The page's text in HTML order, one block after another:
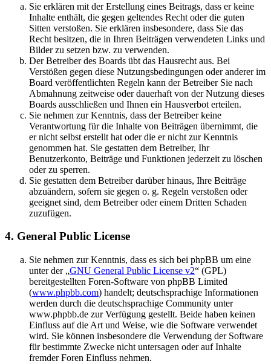
Sie erklären mit der Erstellung eines Beitrags, dass er keine
Inhalte enthält, die gegen geltendes Recht oder die guten
Sitten verstoßen. Sie erklären insbesondere, dass Sie das
Recht besitzen, die in Ihren Beiträgen verwendeten Links und
Bilder zu setzen bzw. zu verwenden.
Der Betreiber des Boards übt das Hausrecht aus. Bei
Verstößen gegen diese Nutzungsbedingungen oder anderer im
Board veröffentlichten Regeln kann der Betreiber Sie nach
Abmahnung zeitweise oder dauerhaft von der Nutzung dieses
Boards ausschließen und Ihnen ein Hausverbot erteilen.
Sie nehmen zur Kenntnis, dass der Betreiber keine
Verantwortung für die Inhalte von Beiträgen übernimmt, die
er nicht selbst erstellt hat oder die er nicht zur Kenntnis
genommen hat. Sie gestatten dem Betreiber, Ihr
Benutzerkonto, Beiträge und Funktionen jederzeit zu löschen
oder zu sperren.
Sie gestatten dem Betreiber darüber hinaus, Ihre Beiträge
abzuändern, sofern sie gegen o. g. Regeln verstoßen oder
geeignet sind, dem Betreiber oder einem Dritten Schaden
zuzufügen.
4. General Public License
Sie nehmen zur Kenntnis, dass es sich bei phpBB um eine
unter der „GNU General Public License v2“ (GPL)
bereitgestellten Foren-Software von phpBB Limited
(www.phpbb.com) handelt; deutschsprachige Informationen
werden durch die deutschsprachige Community unter
www.phpbb.de zur Verfügung gestellt. Beide haben keinen
Einfluss auf die Art und Weise, wie die Software verwendet
wird. Sie können insbesondere die Verwendung der Software
für bestimmte Zwecke nicht untersagen oder auf Inhalte
fremder Foren Einfluss nehmen.